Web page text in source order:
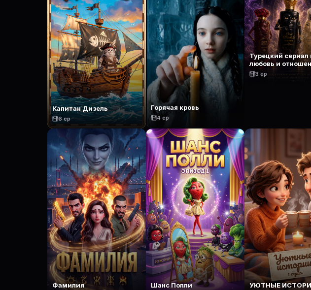
Капитан Дизель
6 ep
Горячая кровь
4 ep
Турецкий сериал
любовь и
3 ep
Фамилия Шанс Полли УЮТНЫЕ